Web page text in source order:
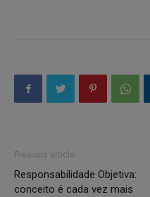
Previous article
Responsabilidade Objetiva:
conceito é cada vez mais